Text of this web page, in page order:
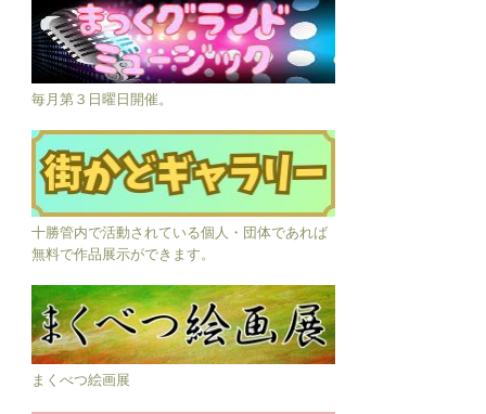
毎月第３日曜日開催。
十勝管内で活動されている個人・団体であれば
無料で作品展示ができます。
まくべつ絵画展